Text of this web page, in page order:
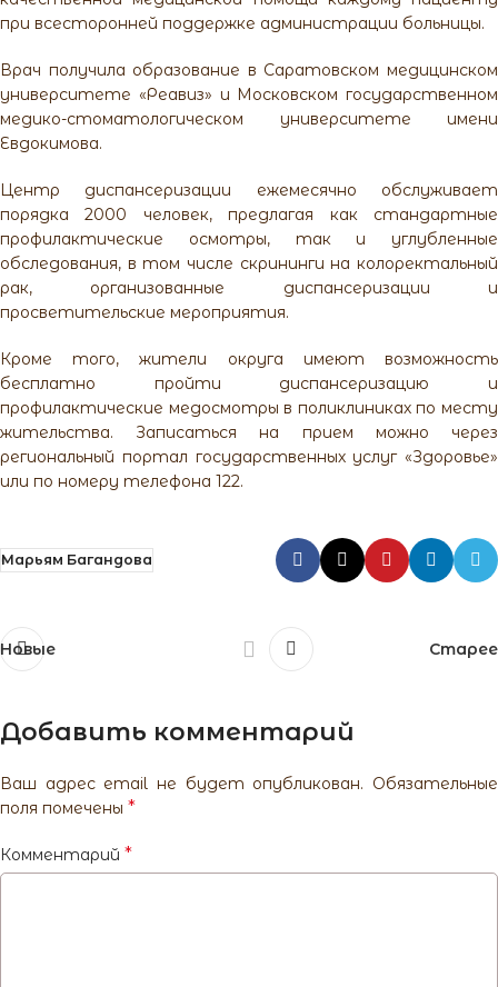
при всесторонней поддержке администрации больницы.
Врач получила образование в Саратовском медицинском
университете «Реавиз» и Московском государственном
медико-стоматологическом университете имени
Евдокимова.
Центр диспансеризации ежемесячно обслуживает
порядка 2000 человек, предлагая как стандартные
профилактические осмотры, так и углубленные
обследования, в том числе скрининги на колоректальный
рак, организованные диспансеризации и
просветительские мероприятия.
Кроме того, жители округа имеют возможность
бесплатно пройти диспансеризацию и
профилактические медосмотры в поликлиниках по месту
жительства. Записаться на прием можно через
региональный портал государственных услуг «Здоровье»
или по номеру телефона 122.
Марьям Багандова
Новые Старее
Добавить комментарий
Ваш адрес email не будет опубликован. Обязательные
поля помечены *
Комментарий *